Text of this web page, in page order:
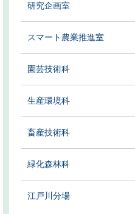
研究企画室
スマート農業推進室
園芸技術科
生産環境科
畜産技術科
緑化森林科
江戸川分場